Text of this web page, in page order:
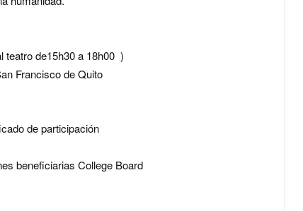
teatro de15h30 a 18h00 )
Francisco de Quito
de participación
beneficiarias College Board